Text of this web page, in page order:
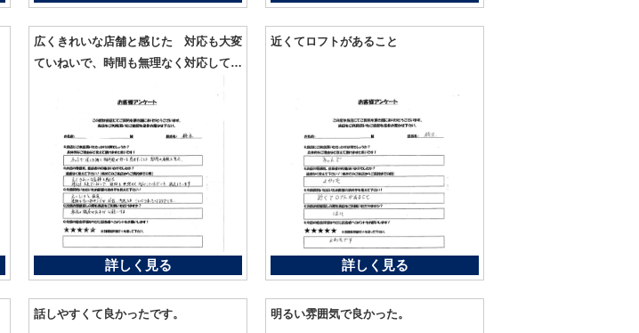
広くきれいな店舗と感じた 対応も大変
ていねいで、時間も無理なく対応してい
詳しく見る
近くてロフトがあること
詳しく見る
話しやすくて良かったです。 明るい雰囲気で良かった。